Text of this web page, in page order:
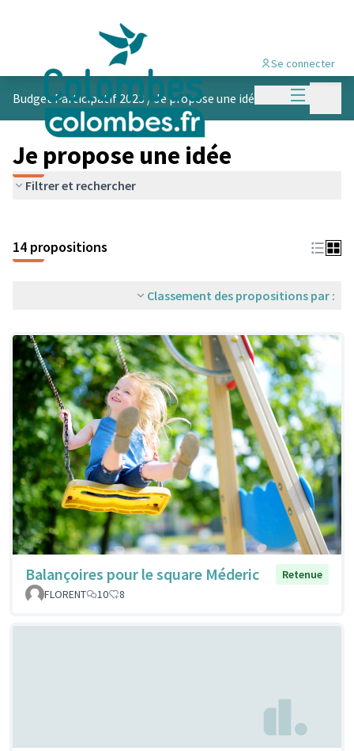
Menu
Se connecter
Budget Participatif 2023 /Je propose une idée
Je propose une idée
Filtrer et rechercher
14 propositions
Classement des propositions par :
Balançoires pour le square Méderic
Retenue
FLORENT
10 8